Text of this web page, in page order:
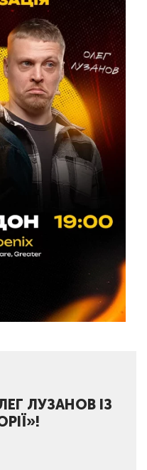
ЛУЗАНОВ ІЗ